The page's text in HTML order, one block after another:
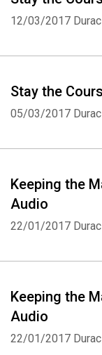
12/03/2017
Stay the
05/03/2017
Keeping the
Audio
22/01/2017
Keeping the
Audio
22/01/2017